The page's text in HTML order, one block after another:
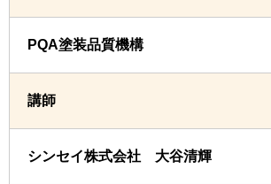
PQA塗装品質機構
講師
シンセイ株式会社 大谷清輝